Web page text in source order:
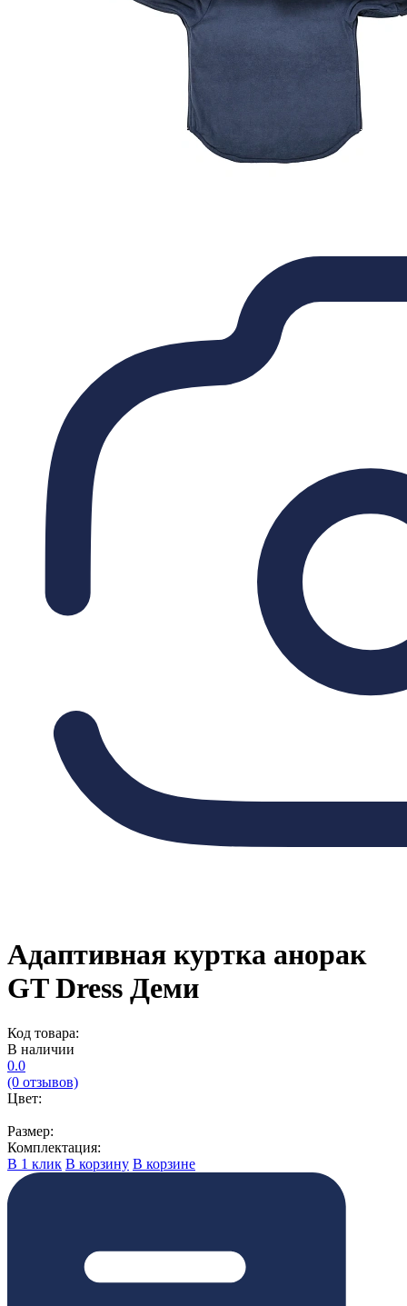
Адаптивная куртка анорак
GT Dress Деми
Код товара:
В наличии
0.0
(0 отзывов)
Цвет:
Размер:
Комплектация:
В 1 клик В корзину В корзине